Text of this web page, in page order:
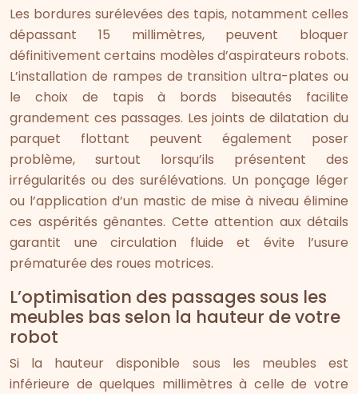
Les bordures surélevées des tapis, notamment celles
dépassant 15 millimètres, peuvent bloquer
définitivement certains modèles d’aspirateurs robots.
L’installation de rampes de transition ultra-plates ou
le choix de tapis à bords biseautés facilite
grandement ces passages. Les joints de dilatation du
parquet flottant peuvent également poser
problème, surtout lorsqu’ils présentent des
irrégularités ou des surélévations. Un ponçage léger
ou l’application d’un mastic de mise à niveau élimine
ces aspérités gênantes. Cette attention aux détails
garantit une circulation fluide et évite l’usure
prématurée des roues motrices.
L’optimisation des passages sous les
meubles bas selon la hauteur de votre
robot
Si la hauteur disponible sous les meubles est
inférieure de quelques millimètres à celle de votre